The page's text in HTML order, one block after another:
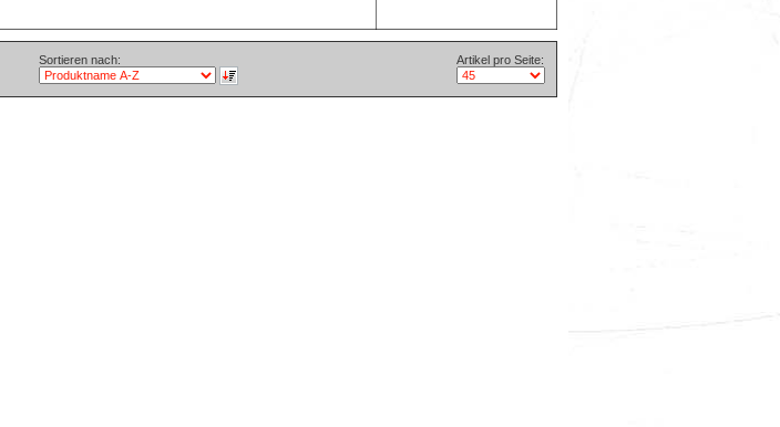
Sortieren nach: Artikel pro Seite: